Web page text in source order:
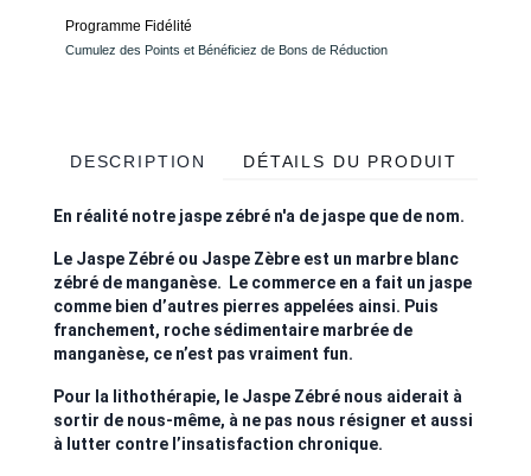
Programme Fidélité
Cumulez des Points et Bénéficiez de Bons de Réduction
DESCRIPTION DÉTAILS DU PRODUIT
En réalité notre jaspe zébré n'a de jaspe que de nom.
Le Jaspe Zébré ou Jaspe Zèbre est un marbre blanc
zébré de manganèse. Le commerce en a fait un jaspe
comme bien d’autres pierres appelées ainsi. Puis
franchement, roche sédimentaire marbrée de
manganèse, ce n’est pas vraiment fun.
Pour la lithothérapie, le Jaspe Zébré nous aiderait à
sortir de nous-même, à ne pas nous résigner et aussi
à lutter contre l’insatisfaction chronique.